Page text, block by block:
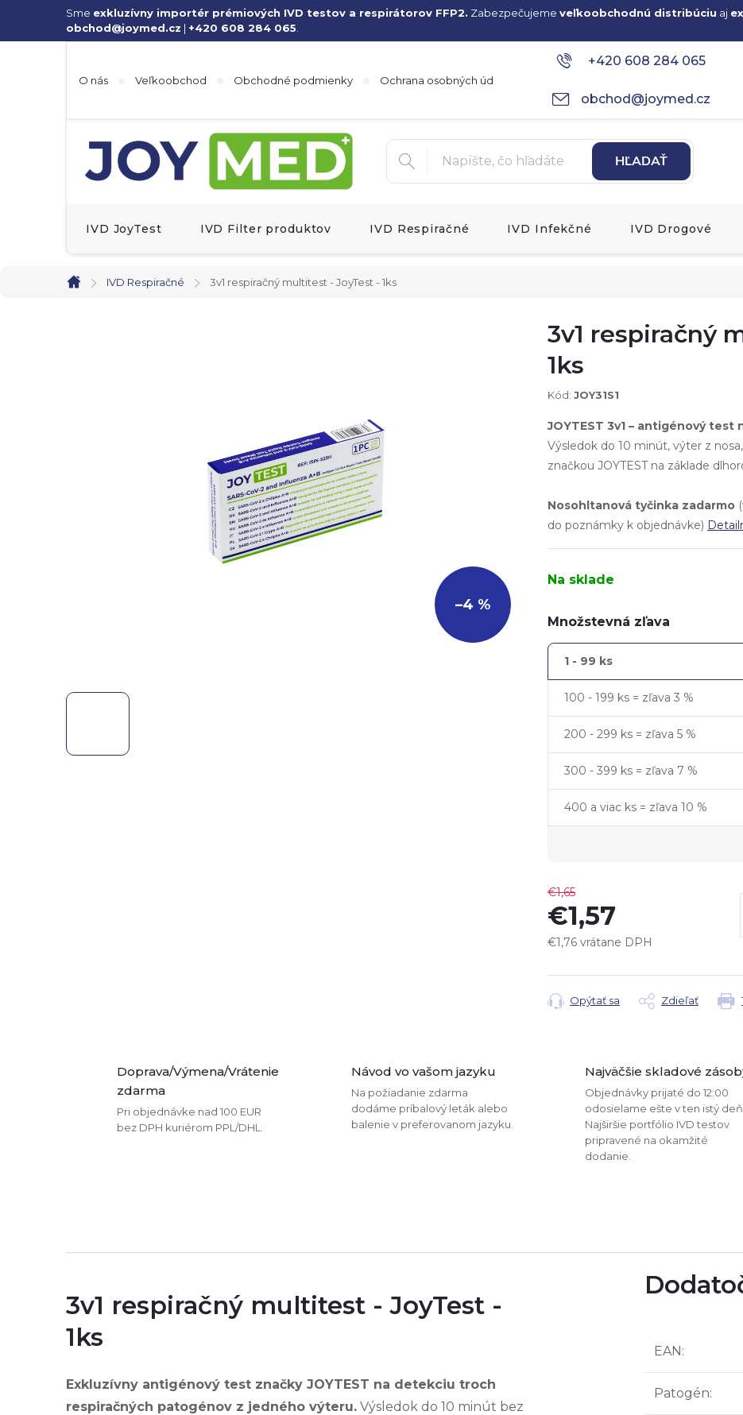
Sme exkluzívny importér prémiových IVD testov a respirátorov FFP2. Zabezpečujeme veľkoobchodnú distribúciu aj
obchod@joymed.cz | +420 608 284 065
+420 608 284 065
obchod@joymed.cz
O nás Veľkoobchod Obchodné podmienky Ochrana osobných údajov
HĽADAŤ
IVD JoyTest IVD Filter produktov IVD Respiračné IVD Infekčné IVD Drogové
Domov
IVD Respiračné 3v1 respiračný multitest - JoyTest - 1ks
–4 %
3v1 respiračný
1ks
Kód: JOY31S1
JOYTEST 3v1 – antigénový test
Výsledok do 10 minút, výter z
značkou JOYTEST na základe
Nosohltanová tyčinka zadarmo
do poznámky k objednávke)
Na sklade
Množstevná zľava
1 - 99 ks
100 - 199 ks = zľava 3 %
200 - 299 ks = zľava 5 %
300 - 399 ks = zľava 7 %
400 a viac ks = zľava 10 %
€1,65
€1,57
€1,76 vrátane DPH
cena:
Opýtať sa Zdieľať
Doprava/Výmena/Vrátenie
zdarma
Pri objednávke nad 100 EUR
bez DPH kuriérom PPL/DHL.
Návod vo vašom jazyku
Na požiadanie zdarma
dodáme príbalový leták alebo
balenie v preferovanom jazyku.
Najväčšie skladové
Objednávky prijaté do 12:00
odosielame ešte v ten istý deň.
Najširšie portfólio IVD testov
pripravené na okamžité
dodanie.
3v1 respiračný multitest - JoyTest -
1ks
Exkluzívny antigénový test značky JOYTEST na detekciu troch
respiračných patogénov z jedného výteru. Výsledok do 10 minút bez
EAN:
Patogén: